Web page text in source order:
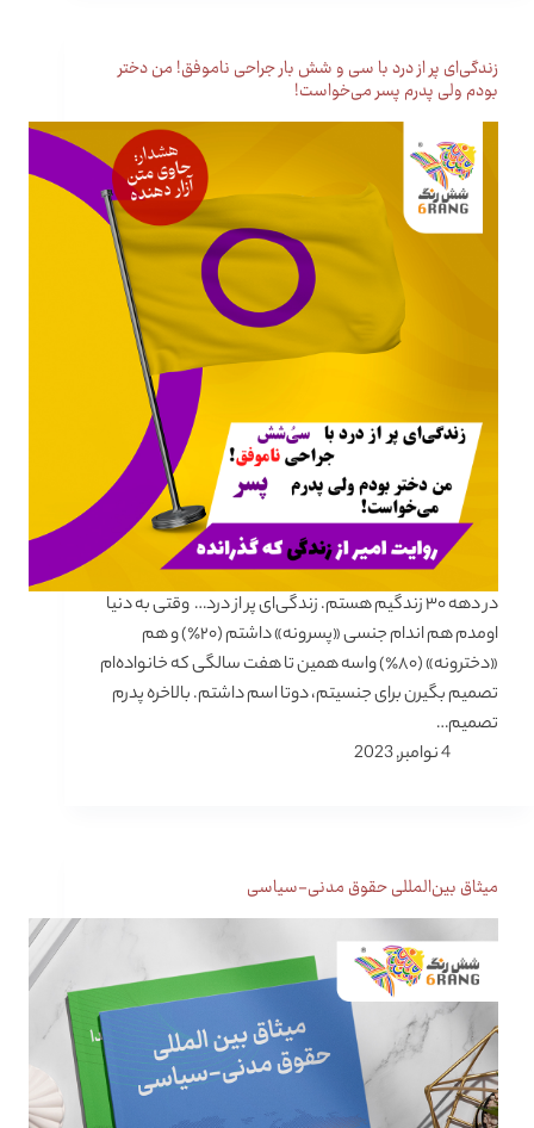
زندگی‌ای پر از درد با سی و شش بار جراحی ناموفق! من دختر
بودم ولی پدرم پسر می‌خواست!
در دهه ۳۰ زندگیم هستم. زندگی‌ای پر از درد… وقتی به دنیا
اومدم هم اندام جنسی «پسرونه» داشتم (۲۰٪) و هم
«دخترونه» (۸۰٪) واسه همین تا هفت سالگی که خانواده‌ام
تصمیم بگیرن برای جنسیتم، دوتا اسم داشتم. بالاخره پدرم
تصمیم…
4 نوامبر, 2023
میثاق بین‌المللی حقوق مدنی-سیاسی